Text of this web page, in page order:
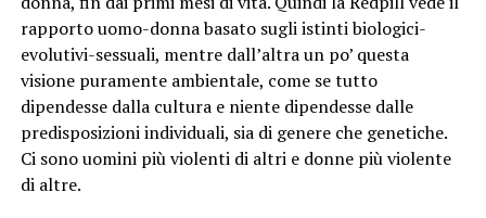
rapporto uomo-donna basato sugli istinti biologici-
evolutivi-sessuali, mentre dall’altra un po’ questa
visione puramente ambientale, come se tutto
dipendesse dalla cultura e niente dipendesse dalle
predisposizioni individuali, sia di genere che genetiche.
Ci sono uomini più violenti di altri e donne più violente
di altre.